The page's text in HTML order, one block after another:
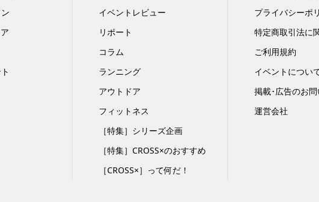
イベントレビュー
リポート
コラム
ランニング
アウトドア
フィットネス
［特集］シリーズ企画
［特集］CROSS×のおすすめ
［CROSS×］って何だ！
プライバシーポ
特定商取引法に
ご利用規約
イベントについ
掲載･広告のお
運営会社